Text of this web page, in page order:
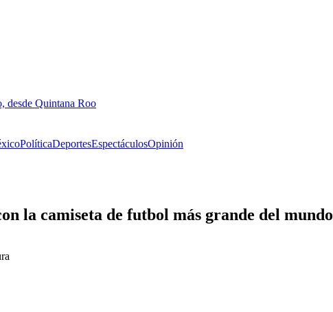
desde Quintana Roo
PolíticaDeportesEspectáculosOpinión
la camiseta de futbol más grande del mundo